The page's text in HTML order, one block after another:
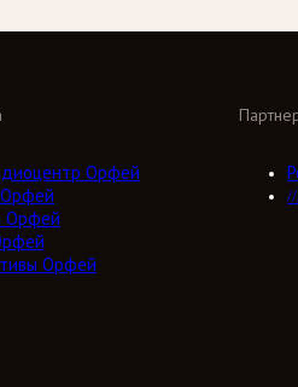
Орфей
Орфей
Орфей